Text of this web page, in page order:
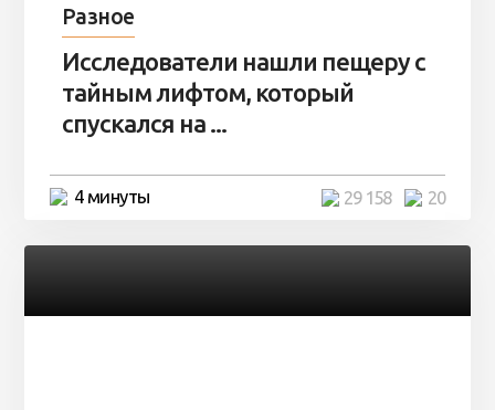
Разное
Исследователи нашли пещеру с
тайным лифтом, который
спускался на ...
4 минуты 20
29 158